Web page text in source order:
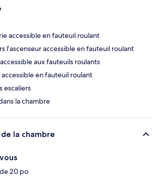
accessible en fauteuil roulant
l’ascenseur accessible en fauteuil roulant
aux fauteuils roulants
accessible en fauteuil roulant
escaliers
la chambre
la chambre
20 po